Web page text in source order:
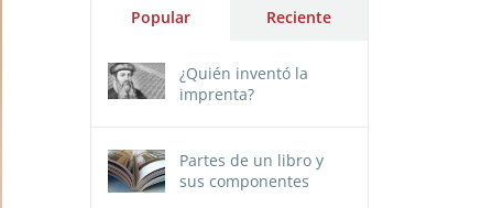
Popular Reciente
¿Quién inventó la
imprenta?
Partes de un libro y
sus componentes